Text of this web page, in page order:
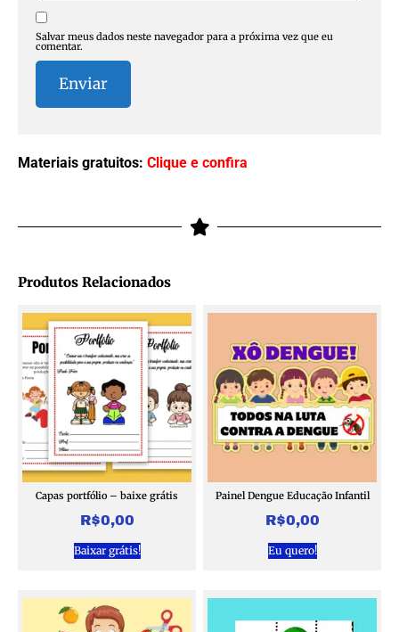
Salvar meus dados neste navegador para a próxima vez que eu
comentar.
Materiais gratuitos: Clique e confira
Produtos Relacionados
Capas portfólio – baixe grátis
R$0,00
Baixar grátis!
Painel Dengue Educação Infantil
R$0,00
Eu quero!